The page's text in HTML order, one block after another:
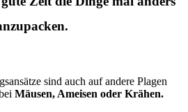
sind auch auf andere Plagen
Mäusen, Ameisen oder Krähen.